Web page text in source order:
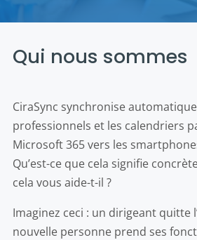
Qui nous sommes
CiraSync synchronise
professionnels et les calendriers
Microsoft 365 vers les
Qu’est-ce que cela signifie
cela vous aide-t-il ?
Imaginez ceci : un dirigeant quitte
nouvelle personne prend ses